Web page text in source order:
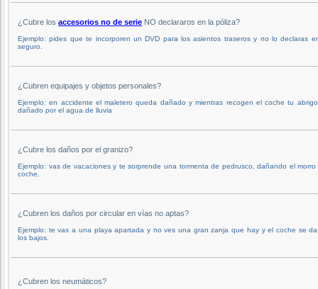
¿Cubre los accesorios no de serie NO declararos en la póliza?
Ejemplo: pides que te incorporen un DVD para los asientos traseros y no lo declaras
seguro.
¿Cubren equipajes y objetos personales?
Ejemplo: en accidente el maletero queda dañado y mientras recogen el coche tu
dañado por el agua de lluvia
¿Cubre los daños por el granizo?
Ejemplo: vas de vacaciones y te sorprende una tormenta de pedrusco, dañando el morro
coche.
¿Cubren los daños por circular en vías no aptas?
Ejemplo: te vas a una playa apartada y no ves una gran zanja que hay y el coche se
los bajos.
¿Cubren los neumáticos?